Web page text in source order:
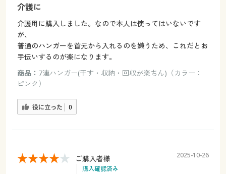
介護に
介護用に購入しました。なので本人は使ってはいないです
が、
普通のハンガーを首元から入れるのを嫌うため、これだとお
手伝いするのが楽になります。
商品： 7連ハンガー(干す・収納・回収が楽ちん)（カラー：
ピンク）
役に立った 0
ご購入者様
購入確認済み
2025-10-26